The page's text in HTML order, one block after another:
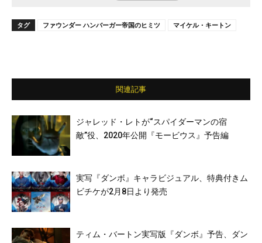
タグ ファウンダー ハンバーガー帝国のヒミツ マイケル・キートン
関連記事
ジャレッド・レトが“スパイダーマンの宿
敵”役、2020年公開『モービウス』予告編
実写『ダンボ』キャラビジュアル、特典付きム
ビチケが2月8日より発売
ティム・バートン実写版『ダンボ』予告、ダン